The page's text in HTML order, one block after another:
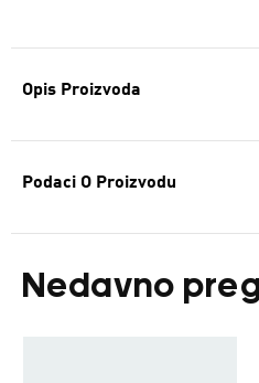
Opis Proizvoda
Podaci O Proizvodu
Nedavno